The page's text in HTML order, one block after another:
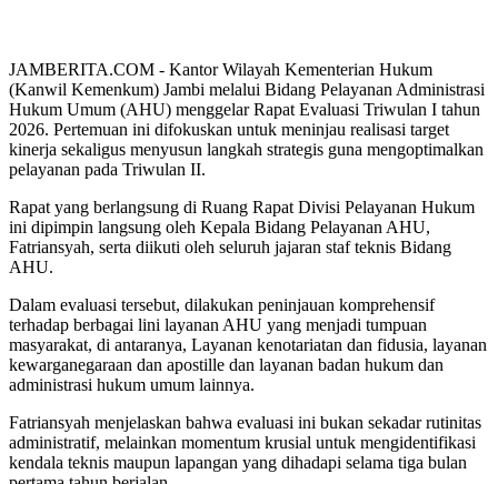
JAMBERITA.COM - Kantor Wilayah Kementerian Hukum
(Kanwil Kemenkum) Jambi melalui Bidang Pelayanan Administrasi
Hukum Umum (AHU) menggelar Rapat Evaluasi Triwulan I tahun
2026. Pertemuan ini difokuskan untuk meninjau realisasi target
kinerja sekaligus menyusun langkah strategis guna mengoptimalkan
pelayanan pada Triwulan II.
Rapat yang berlangsung di Ruang Rapat Divisi Pelayanan Hukum
ini dipimpin langsung oleh Kepala Bidang Pelayanan AHU,
Fatriansyah, serta diikuti oleh seluruh jajaran staf teknis Bidang
AHU.
Dalam evaluasi tersebut, dilakukan peninjauan komprehensif
terhadap berbagai lini layanan AHU yang menjadi tumpuan
masyarakat, di antaranya, Layanan kenotariatan dan fidusia, layanan
kewarganegaraan dan apostille dan layanan badan hukum dan
administrasi hukum umum lainnya.
Fatriansyah menjelaskan bahwa evaluasi ini bukan sekadar rutinitas
administratif, melainkan momentum krusial untuk mengidentifikasi
kendala teknis maupun lapangan yang dihadapi selama tiga bulan